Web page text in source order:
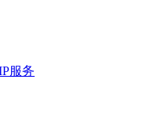
服务